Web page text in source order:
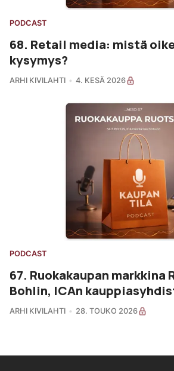
PODCAST
68. Retail media: mistä
kysymys?
ARHI KIVILAHTI 4. KESÄ 2026
PODCAST
67. Ruokakaupan markkina
Bohlin, ICAn
ARHI KIVILAHTI 28. TOUKO 2026